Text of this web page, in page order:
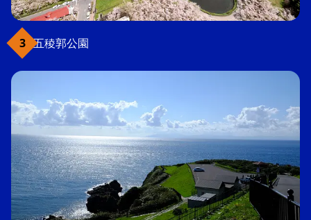
五稜郭公園